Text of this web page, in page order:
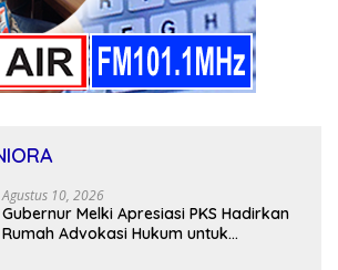
Agustus 10, 2026
Gubernur Melki Apresiasi PKS Hadirkan
Rumah Advokasi Hukum untuk